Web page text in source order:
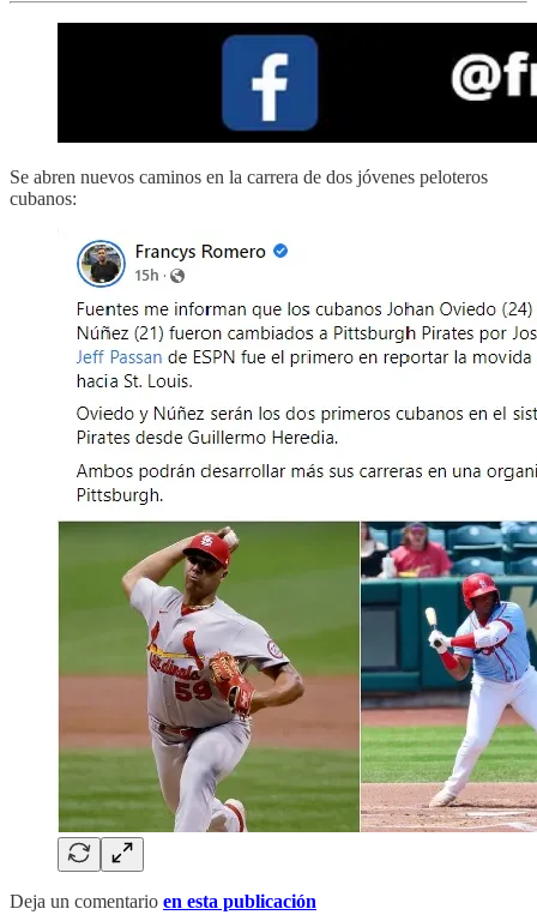
Se abren nuevos caminos en la carrera de dos jóvenes peloteros
cubanos:
Deja un comentario en esta publicación